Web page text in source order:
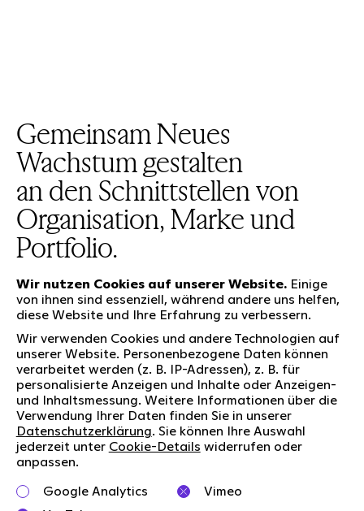
Wir nutzen Cookies auf unserer Website.Einige
von ihnen sind essenziell, während andere uns helfen,
diese Website und Ihre Erfahrung zu verbessern.
Wir verwenden Cookies und andere Technologien auf
unserer Website. Personenbezogene Daten können
verarbeitet werden (z. B. IP-Adressen), z. B. für
personalisierte Anzeigen und Inhalte oder Anzeigen-
und Inhaltsmessung. Weitere Informationen über die
Verwendung Ihrer Daten finden Sie in unserer
Datenschutzerklärung. Sie können Ihre Auswahl
jederzeit unter Cookie-Details widerrufen oder
anpassen.
Google Analytics
Vimeo
Gemeinsam Neues
Wachstum gestalten
an den Schnittstellen von
Organisation, Marke und
Portfolio.
Unsere Leistungen
Wer wir sind
Jobs
Unsere Verantwortung
Kontakt
Charta der Vielfalt
Social Media
Newsletter
LinkedIn
Kununu